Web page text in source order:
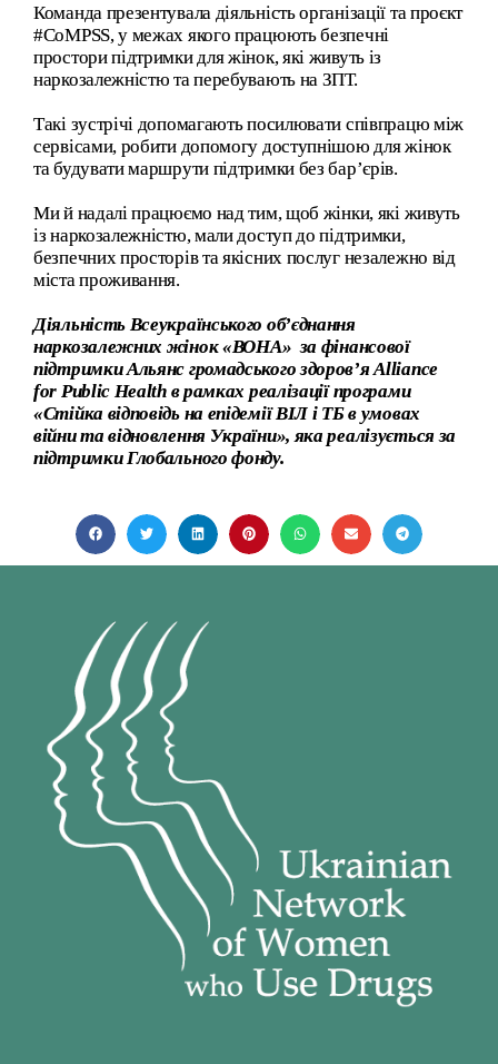
Команда презентувала діяльність організації та проєкт
#CoMPSS, у межах якого працюють безпечні
простори підтримки для жінок, які живуть із
наркозалежністю та перебувають на ЗПТ.
Такі зустрічі допомагають посилювати співпрацю між
сервісами, робити допомогу доступнішою для жінок
та будувати маршрути підтримки без бар’єрів.
Ми й надалі працюємо над тим, щоб жінки, які живуть
із наркозалежністю, мали доступ до підтримки,
безпечних просторів та якісних послуг незалежно від
міста проживання.
Діяльність Всеукраїнського об’єднання
наркозалежних жінок«ВОНА» за фінансової
підтримки Альянс громадського здоров’я Alliance
for Public Health в рамках реалізації програми
«Стійка відповідь на епідемії ВІЛ і ТБ в умовах
війни та відновлення України», яка реалізується за
підтримки Глобального фонду.